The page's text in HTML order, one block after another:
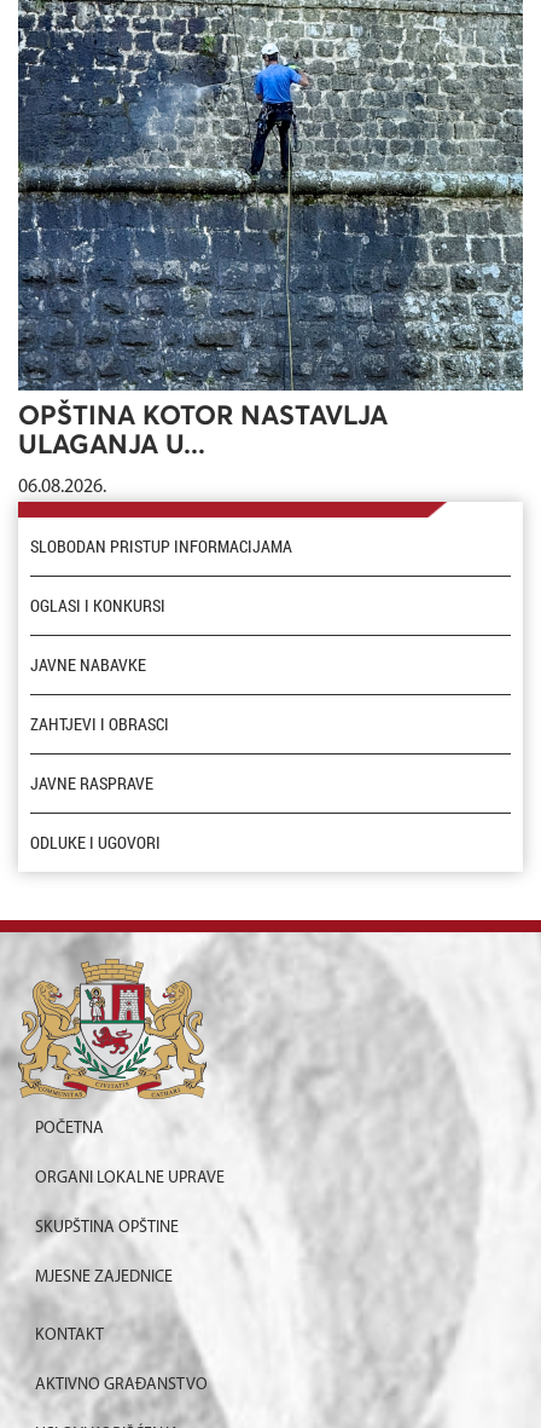
OPŠTINA KOTOR NASTAVLJA
ULAGANJA U...
06.08.2026.
SLOBODAN PRISTUP INFORMACIJAMA
OGLASI I KONKURSI
JAVNE NABAVKE
ZAHTJEVI I OBRASCI
JAVNE RASPRAVE
ODLUKE I UGOVORI
POČETNA
ORGANI LOKALNE UPRAVE
SKUPŠTINA OPŠTINE
MJESNE ZAJEDNICE
KONTAKT
AKTIVNO GRAĐANSTVO